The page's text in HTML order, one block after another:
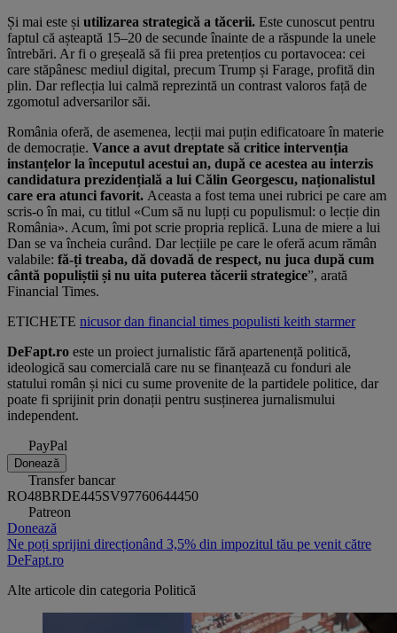
Și mai este și utilizarea strategică a tăcerii. Este cunoscut pentru
faptul că așteaptă 15–20 de secunde înainte de a răspunde la unele
întrebări. Ar fi o greșeală să fii prea pretențios cu portavocea: cei
care stăpânesc mediul digital, precum Trump și Farage, profită din
plin. Dar reflecția lui calmă reprezintă un contrast valoros față de
zgomotul adversarilor săi.
România oferă, de asemenea, lecții mai puțin edificatoare în materie
de democrație. Vance a avut dreptate să critice intervenția
instanțelor la începutul acestui an, după ce acestea au interzis
candidatura prezidențială a lui Călin Georgescu, naționalistul
care era atunci favorit. Aceasta a fost tema unei rubrici pe care am
scris-o în mai, cu titlul «Cum să nu lupți cu populismul: o lecție din
România». Acum, îmi pot scrie propria replică. Luna de miere a lui
Dan se va încheia curând. Dar lecțiile pe care le oferă acum rămân
valabile: fă-ți treaba, dă dovadă de respect, nu juca după cum
cântă populiștii și nu uita puterea tăcerii strategice”, arată
Financial Times.
ETICHETE nicusor dan financial times populisti keith starmer
DeFapt.ro este un proiect jurnalistic fără apartenență politică,
ideologică sau comercială care nu se finanțează cu fonduri ale
statului român și nici cu sume provenite de la partidele politice, dar
poate fi sprijinit prin donații pentru susținerea jurnalismului
independent.
PayPal
Donează
Transfer bancar
RO48BRDE445SV97760644450
Patreon
Donează
Ne poți sprijini direcționând 3,5% din impozitul tău pe venit către
DeFapt.ro
Alte articole din categoria Politică